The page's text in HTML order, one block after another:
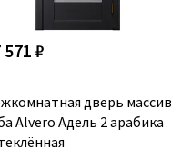
571 ₽
дверь массив
Alvero Адель 2 арабика